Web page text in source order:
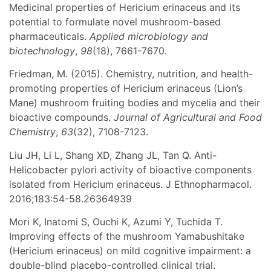
Medicinal properties of Hericium erinaceus and its
potential to formulate novel mushroom-based
pharmaceuticals. Applied microbiology and
biotechnology, 98(18), 7661-7670.
Friedman, M. (2015). Chemistry, nutrition, and health-
promoting properties of Hericium erinaceus (Lion’s
Mane) mushroom fruiting bodies and mycelia and their
bioactive compounds. Journal of Agricultural and Food
Chemistry, 63(32), 7108-7123.
Liu JH, Li L, Shang XD, Zhang JL, Tan Q. Anti-
Helicobacter pylori activity of bioactive components
isolated from Hericium erinaceus. J Ethnopharmacol.
2016;183:54-58.26364939
Mori K, Inatomi S, Ouchi K, Azumi Y, Tuchida T.
Improving effects of the mushroom Yamabushitake
(Hericium erinaceus) on mild cognitive impairment: a
double-blind placebo-controlled clinical trial.